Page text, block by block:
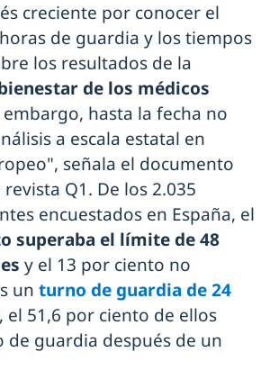
creciente por conocer el
de guardia y los tiempos
los resultados de la
de los médicos
embargo, hasta la fecha no
a escala estatal en
señala el documento
Q1. De los 2.035
encuestados en España, el
superaba el límite de 48
y el 13 por ciento no
un turno de guardia de 24
el 51,6 por ciento de ellos
guardia después de un